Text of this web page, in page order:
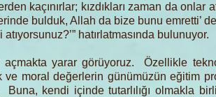
kaçınırlar; kızdıkları zaman da
bulduk, Allah da bize bunu
hatırlatmasında bulunuyor.
yarar görüyoruz. Özellikle
ve moral değerlerin günümüzün eğitim
kendi içinde tutarlılığı olmakla